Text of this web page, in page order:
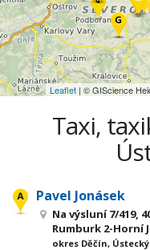
Leaflet | © GIScience
Taxi,
Pavel Jonásek
Na výsluní 7/419,
Rumburk 2-Horní
okres Děčín,